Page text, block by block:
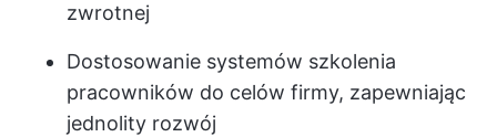
zwrotnej
Dostosowanie systemów szkolenia
pracowników do celów firmy, zapewniając
jednolity rozwój